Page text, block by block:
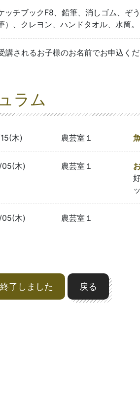
ッチブックF8、鉛筆、消しゴム、ぞ
）、クレヨン、ハンドタオル、水筒。
講されるお子様のお名前でお申込く
ラム
木) 農芸室１
木) 農芸室１
木) 農芸室１
了しました 戻る